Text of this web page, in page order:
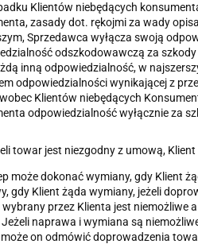
Klientów niebędących
zasady dot. rękojmi za wady
Sprzedawca wyłącza swoją
odszkodowawczą za
inną odpowiedzialność, w
odpowiedzialności wynikającej z
Klientów niebędących
odpowiedzialność wyłącznie za
towar jest niezgodny z umową,
może dokonać wymiany, gdy Klient
gdy Klient żąda wymiany, jeżeli
przez Klienta jest niemożliwe
Jeżeli naprawa i wymiana są
może on odmówić doprowadzenia